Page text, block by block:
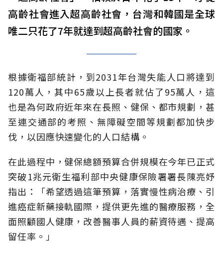
高齡社會進入超高齡社會，台灣和韓國是全球
唯二只花了7年就達到超高齡社會的國家。
根據衛福部統計，到2031年台灣失能人口將達到
120萬人，其中65歲以上長者就佔了95萬人，這
也是為何政府近年來在長照、健保、都市規劃，甚
至連交通部的考照、無障礙空間等規劃都加快步
伐，以因應快速變化的人口結構。
在此過程中，健保總額預算合併規模在今年已正式
突破1兆元衛生福利部中央健康保險署署長陳亮妤
指出：「希望透過這筆預算，落實慢性病治療、引
進癌症新藥接軌國際，提供更先進的醫療服務，全
面照顧國人健康，改善醫事人員的薪資待遇、提高
留任率。」